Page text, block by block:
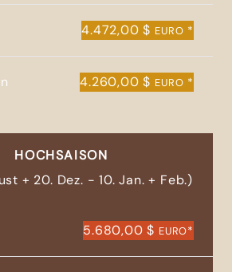
4.472,00 $ EURO *
4.260,00 $ EURO *
HOCHSAISON
+ 20. Dez. - 10. Jan. + Feb.)
5.680,00 $ EURO*